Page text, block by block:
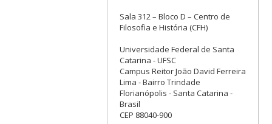
Sala 312 – Bloco D – Centro de
Filosofia e História (CFH)
Universidade Federal de Santa
Catarina - UFSC
Campus Reitor João David Ferreira
Lima - Bairro Trindade
Florianópolis - Santa Catarina -
Brasil
CEP 88040-900